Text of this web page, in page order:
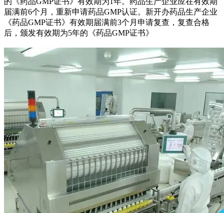
届满前6个月，重新申请药品GMP认证。新开办药品生产企业
《药品GMP证书》有效期届满前3个月申请复查，复查合格
后，颁发有效期为5年的《药品GMP证书》